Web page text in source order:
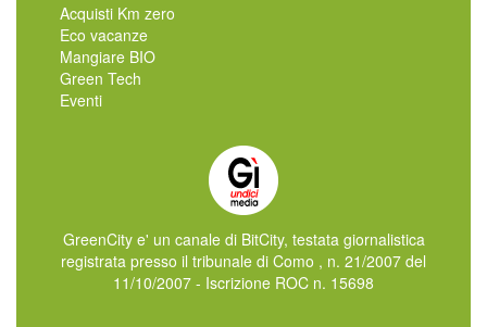
Acquisti Km zero
Eco vacanze
Mangiare BIO
Green Tech
Eventi
GreenCity e' un canale di BitCity, testata giornalistica
registrata presso il tribunale di Como , n. 21/2007 del
11/10/2007 - Iscrizione ROC n. 15698